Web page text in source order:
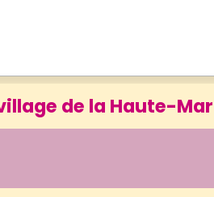
de la Haute-